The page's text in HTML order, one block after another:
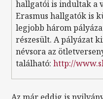
hallgatói is indultak a
Erasmus hallgatók is
legjobb három
részesült. A pályázat
névsora az
található: http://